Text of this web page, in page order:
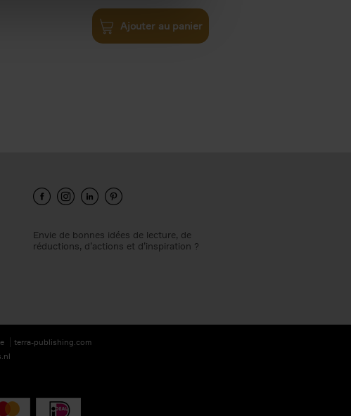
Ajouter au panier
Envie de bonnes idées de lecture, de
réductions, d’actions et d’inspiration ?
terra-publishing.com